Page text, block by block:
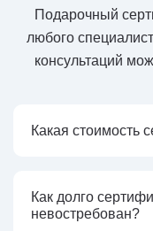
Подарочный
любого
консультаций
Какая стоимость
Как долго
невостребован?